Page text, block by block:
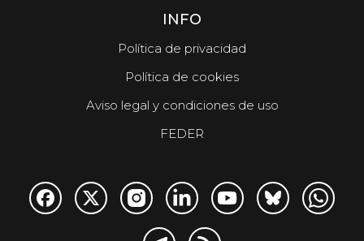
INFO
Política de privacidad
Política de cookies
Aviso legal y condiciones de uso
FEDER